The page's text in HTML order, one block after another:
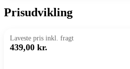
Prisudvikling
Laveste pris inkl. fragt
439,00 kr.